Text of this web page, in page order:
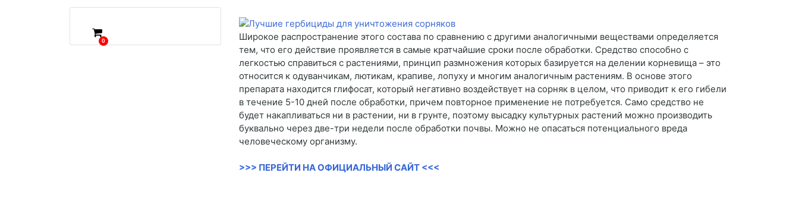
0
Широкое распространение этого состава по сравнению с другими аналогичными веществами определяется
тем, что его действие проявляется в самые кратчайшие сроки после обработки. Средство способно с
легкостью справиться с растениями, принцип размножения которых базируется на делении корневища – это
относится к одуванчикам, лютикам, крапиве, лопуху и многим аналогичным растениям. В основе этого
препарата находится глифосат, который негативно воздействует на сорняк в целом, что приводит к его гибели
в течение 5-10 дней после обработки, причем повторное применение не потребуется. Само средство не
будет накапливаться ни в растении, ни в грунте, поэтому высадку культурных растений можно производить
буквально через две-три недели после обработки почвы. Можно не опасаться потенциального вреда
человеческому организму.
>>> ПЕРЕЙТИ НА ОФИЦИАЛЬНЫЙ САЙТ <<<